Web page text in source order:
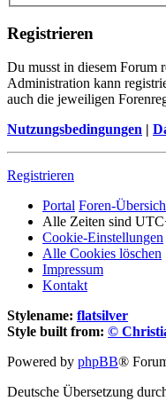
Registrieren
Du musst in diesem Forum
Administration kann
auch die jeweiligen
Nutzungsbedingungen
Registrieren
Portal Foren-
Alle Zeiten sind
Cookie-Einstellungen
Alle Cookies löschen
Impressum
Kontakt
Stylename: flatsilver
Style built from: ©
Powered by phpBB®
Deutsche Übersetzung